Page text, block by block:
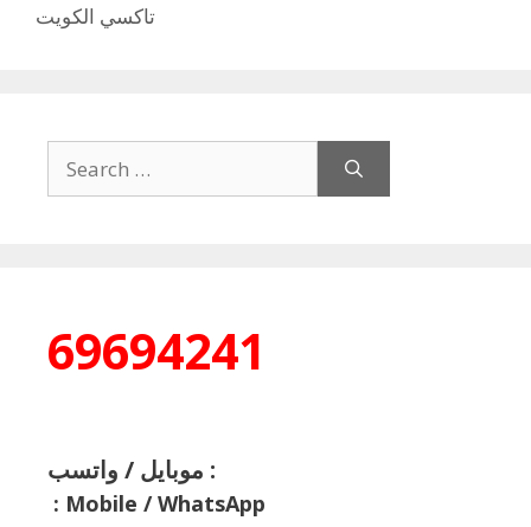
تاكسي الكويت
for:
69694241
موبايل / واتسب :
: Mobile / WhatsApp